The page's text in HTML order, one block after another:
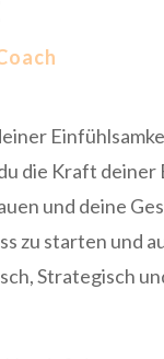
die Kraft deiner
und deine
zu starten und
Strategisch